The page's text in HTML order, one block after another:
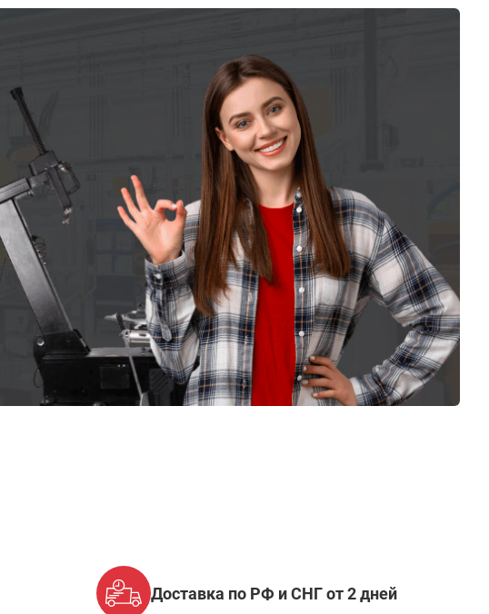
Доставка по РФ и СНГ от 2 дней